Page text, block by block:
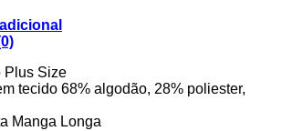
Plus Size
tecido 68% algodão, 28% poliester,
Manga Longa